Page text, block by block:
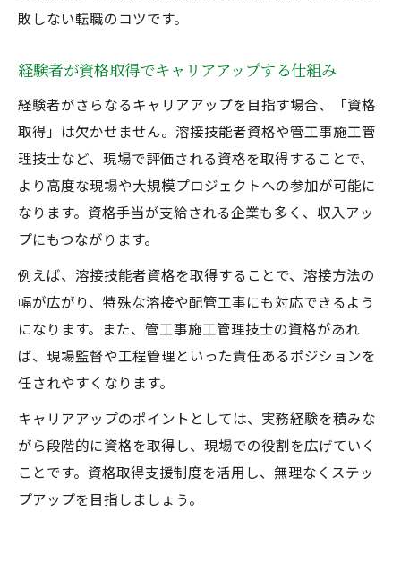
敗しない転職のコツです。
経験者が資格取得でキャリアアップする仕組み
経験者がさらなるキャリアアップを目指す場合、「資格
取得」は欠かせません。溶接技能者資格や管工事施工管
理技士など、現場で評価される資格を取得することで、
より高度な現場や大規模プロジェクトへの参加が可能に
なります。資格手当が支給される企業も多く、収入アッ
プにもつながります。
例えば、溶接技能者資格を取得することで、溶接方法の
幅が広がり、特殊な溶接や配管工事にも対応できるよう
になります。また、管工事施工管理技士の資格があれ
ば、現場監督や工程管理といった責任あるポジションを
任されやすくなります。
キャリアアップのポイントとしては、実務経験を積みな
がら段階的に資格を取得し、現場での役割を広げていく
ことです。資格取得支援制度を活用し、無理なくステッ
プアップを目指しましょう。